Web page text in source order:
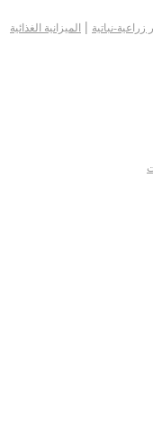
زراعية-نباتية | الميزانية الغذائية